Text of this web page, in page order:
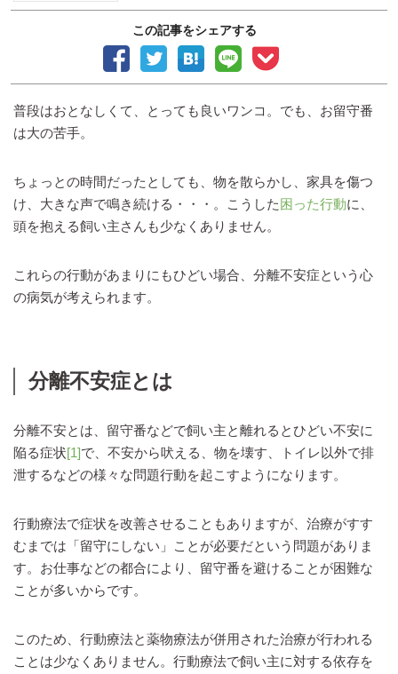
この記事をシェアする
普段はおとなしくて、とっても良いワンコ。でも、お留守番
は大の苦手。
ちょっとの時間だったとしても、物を散らかし、家具を傷つ
け、大きな声で鳴き続ける・・・。こうした困った行動に、
頭を抱える飼い主さんも少なくありません。
これらの行動があまりにもひどい場合、分離不安症という心
の病気が考えられます。
分離不安症とは
分離不安とは、留守番などで飼い主と離れるとひどい不安に
陥る症状[1]で、不安から吠える、物を壊す、トイレ以外で排
泄するなどの様々な問題行動を起こすようになります。
行動療法で症状を改善させることもありますが、治療がすす
むまでは「留守にしない」ことが必要だという問題がありま
す。お仕事などの都合により、留守番を避けることが困難な
ことが多いからです。
このため、行動療法と薬物療法が併用された治療が行われる
ことは少なくありません。行動療法で飼い主に対する依存を